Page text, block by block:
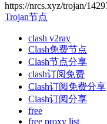
https://nrcs.xyz/trojan/
Trojan节点
clash v2ray
Clash免费节点
Clash节点分享
clash订阅免费
Clash订阅免费分享
Clash订阅分享
free
free proxy list